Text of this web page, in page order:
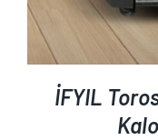
İFYIL